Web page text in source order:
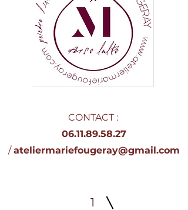
CONTACT :
06.11.89.58.27
/ateliermariefougeray@gmail.com
1